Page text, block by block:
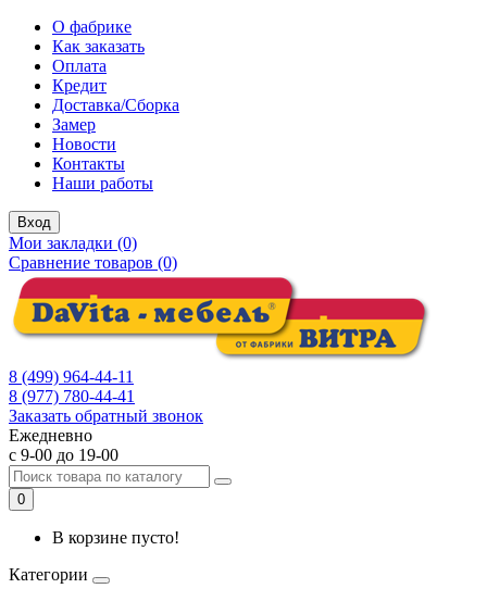
О фабрике
Как заказать
Оплата
Кредит
Доставка/Сборка
Замер
Новости
Контакты
Наши работы
Вход
Мои закладки (0)
Сравнение товаров (0)
8 (499) 964-44-11
8 (977) 780-44-41
Заказать обратный звонок
Ежедневно
с 9-00 до 19-00
0
В корзине пусто!
Категории